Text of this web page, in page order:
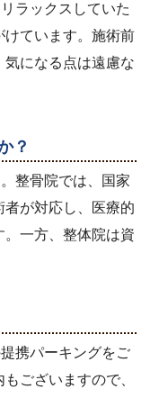
ラックスしていた
けています。施術前
になる点は遠慮な
？
整骨院では、国家
が対応し、医療的
一方、整体院は資
携パーキングをご
ございますので、